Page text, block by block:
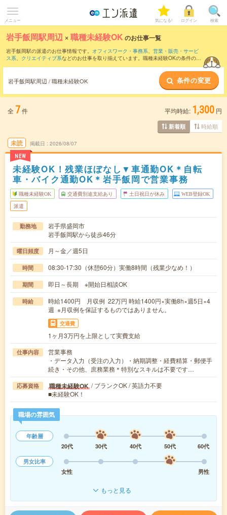
メニュー 気になる! ログイン 検索
岩手飯岡駅周辺 ×職種未経験OK のお仕事一覧
岩手飯岡駅の派遣のお仕事情報です。 オフィスワーク・事務系、 営業・販売・サービ
ス系、 クリエイティブ系などのお仕事を取り揃えています。職種未経験OKの条件の他
岩手飯岡駅周辺 / 職種未経験OK 条件の変更
全 7件 平均時給: 1,300 円
新着順 時給順
未読
NEW
掲載日 2026/08/07
未経験OK！残業ほぼなし▼車通勤OK＊自転
車・バイク通勤OK＊岩手飯岡で営業事務
職種未経験OK 交通費別途支給あり 土日祝日が休み WEB登録OK
派遣
勤務地
岩手県盛岡市
岩手飯岡駅から徒歩46分
曜日頻度 月～金／週5日
時間 08:30-17:30（休憩60分）実働8時間（残業少なめ！）
期間 即日～長期 ※開始日相談OK
時給
時給1400円 月収例 22万円 時給1400円×実働8h×週5日×4
週 ※月収例を保証するものではありません。
交通費
1ヶ月3万円を上限として実費支給
仕事内容
営業事務
・データ入力（受注の入力）・納期調整・経費精算・郵便手
続き・その他、庶務業務＊特別なスキルは不要です…
応募資格 職種未経験OK / ブランクOK / 英語力不要
■未経験OK！
職場の雰囲気
年齢層
20代
30代 40代 50代
60代
男女比率
女性
男性
もっと見る